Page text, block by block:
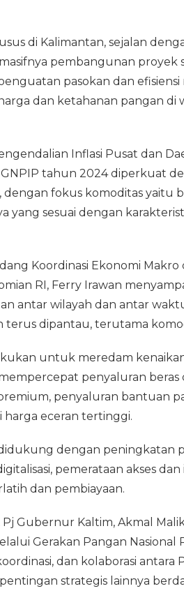
di Kalimantan, sejalan
pembangunan proyek
pasokan dan
dan ketahanan pangan di
Inflasi Pusat dan
tahun 2024 diperkuat
fokus komoditas yaitu
yang sesuai dengan
Koordinasi Ekonomi
RI, Ferry Irawan
antar wilayah dan antar
terus dipantau, terutama
untuk meredam
penyaluran beras
penyaluran bantuan
harga eceran tertinggi.
didukung dengan peningkatan
pemerataan akses
dan pembiayaan.
Gubernur Kaltim, Akmal
Gerakan Pangan Nasional
dan kolaborasi antara
strategis lainnya